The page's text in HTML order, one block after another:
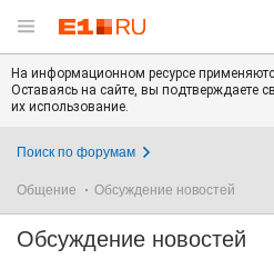
На информационном ресурсе
Оставаясь на сайте, вы подтверждаете
их использование.
Поиск по форумам
Общение Обсуждение новостей
Обсуждение новостей